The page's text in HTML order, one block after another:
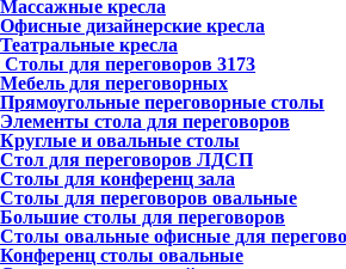
Массажные кресла
Офисные дизайнерские кресла
Театральные кресла
Столы для переговоров 3173
Мебель для переговорных
Прямоугольные переговорные столы
Элементы стола для переговоров
Круглые и овальные столы
Стол для переговоров ЛДСП
Столы для конференц зала
Столы для переговоров овальные
Большие столы для переговоров
Столы овальные офисные для
Конференц столы овальные